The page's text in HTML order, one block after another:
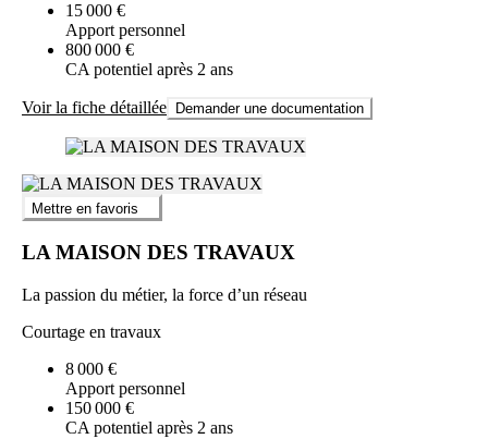
15 000 €
Apport personnel
800 000 €
CA potentiel après 2 ans
Voir la fiche détaillée Demander une documentation
Mettre en favoris
LA MAISON DES TRAVAUX
La passion du métier, la force d’un réseau
Courtage en travaux
8 000 €
Apport personnel
150 000 €
CA potentiel après 2 ans